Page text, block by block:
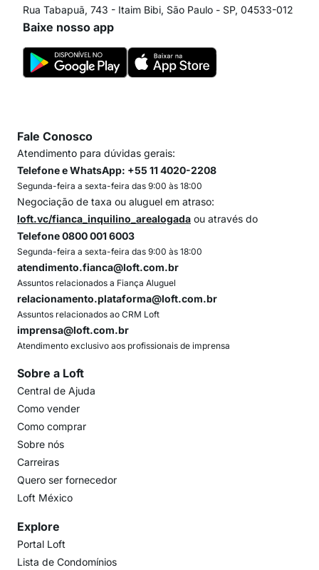
Rua Tabapuã, 743 - Itaim Bibi, São Paulo - SP, 04533-012
Baixe nosso app
Fale Conosco
Atendimento para dúvidas gerais:
Telefone e WhatsApp: +55 11 4020-2208
Segunda-feira a sexta-feira das 9:00 às 18:00
Negociação de taxa ou aluguel em atraso:
loft.vc/fianca_inquilino_arealogada ou através do
Telefone 0800 001 6003
Segunda-feira a sexta-feira das 9:00 às 18:00
atendimento.fianca@loft.com.br
Assuntos relacionados a Fiança Aluguel
relacionamento.plataforma@loft.com.br
Assuntos relacionados ao CRM Loft
imprensa@loft.com.br
Atendimento exclusivo aos profissionais de imprensa
Sobre a Loft
Central de Ajuda
Como vender
Como comprar
Sobre nós
Carreiras
Quero ser fornecedor
Loft México
Explore
Portal Loft
Lista de Condomínios